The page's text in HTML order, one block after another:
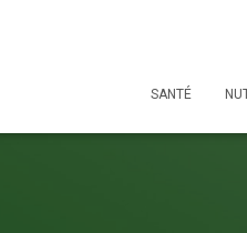
SANTÉ